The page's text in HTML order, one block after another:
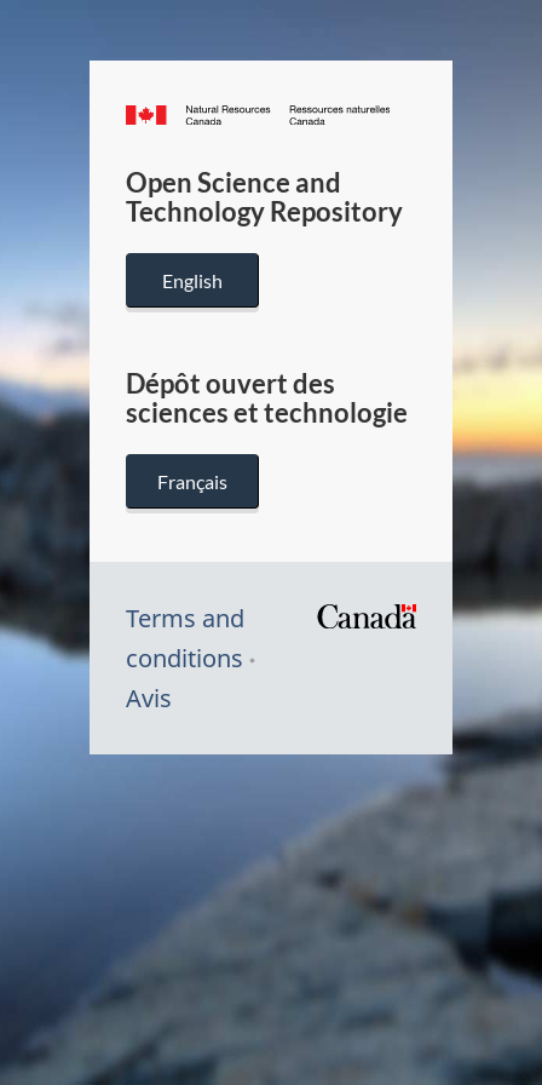
Canada.ca
/
Canada
Open Science and
Technology Repository
English
Dépôt ouvert des
sciences et technologie
Français
Terms and
conditions
Avis
du